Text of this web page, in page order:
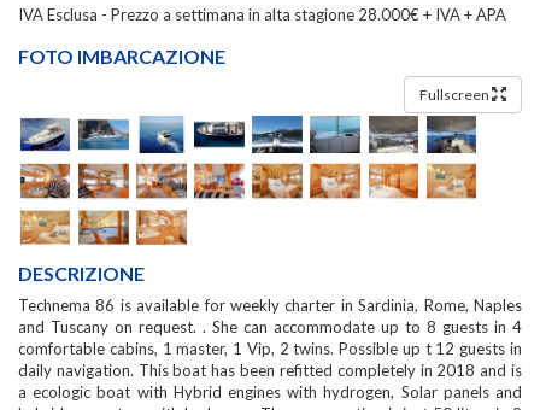
IVA Esclusa - Prezzo a settimana in alta stagione 28.000€ + IVA + APA
FOTO IMBARCAZIONE
Fullscreen
DESCRIZIONE
Technema 86 is available for weekly charter in Sardinia, Rome, Naples
and Tuscany on request. . She can accommodate up to 8 guests in 4
comfortable cabins, 1 master, 1 Vip, 2 twins. Possible up t 12 guests in
daily navigation. This boat has been refitted completely in 2018 and is
a ecologic boat with Hybrid engines with hydrogen, Solar panels and